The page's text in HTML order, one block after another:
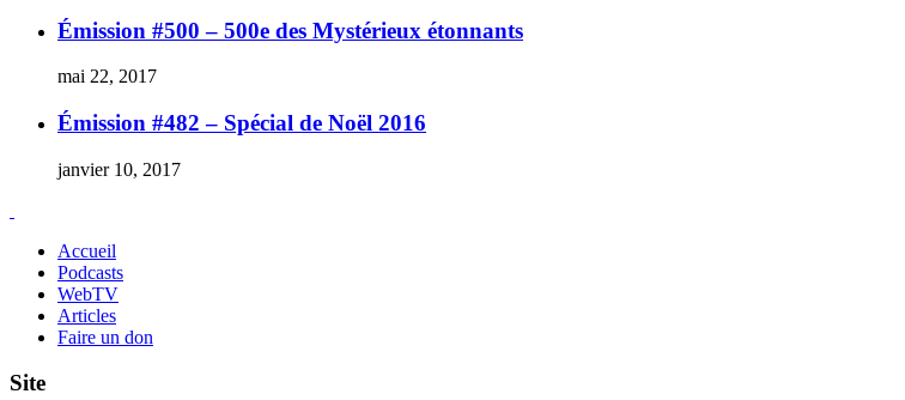
Émission #500 – 500e des Mystérieux étonnants
mai 22, 2017
Émission #482 – Spécial de Noël 2016
janvier 10, 2017
Accueil
Podcasts
WebTV
Articles
Faire un don
Site